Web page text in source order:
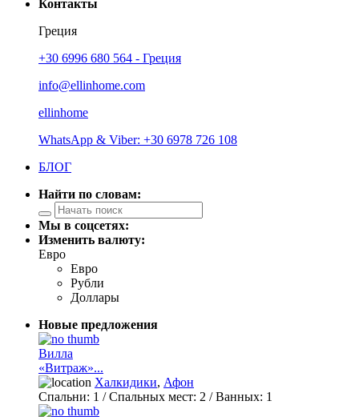
Контакты
Греция
+30 6996 680 564 - Греция
info@ellinhome.com
ellinhome
WhatsApp & Viber: +30 6978 726 108
БЛОГ
Найти по словам:
Мы в соцсетях:
Изменить валюту:
Евро
Евро
Рубли
Доллары
Новые предложения
Вилла
«Витраж»...
Халкидики, Афон
Спальни: 1 / Спальных мест: 2 /Ванных: 1